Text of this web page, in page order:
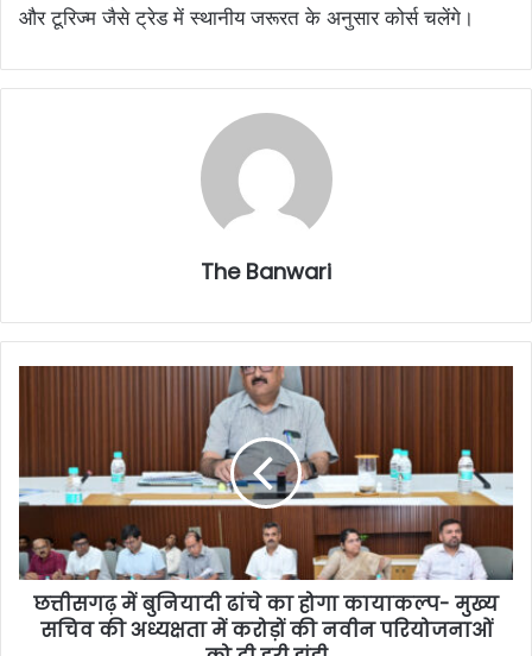
और टूरिज्म जैसे ट्रेड में स्थानीय जरूरत के अनुसार कोर्स चलेंगे।
The Banwari
छत्तीसगढ़ में बुनियादी ढांचे का होगा कायाकल्प- मुख्य
सचिव की अध्यक्षता में करोड़ों की नवीन परियोजनाओं